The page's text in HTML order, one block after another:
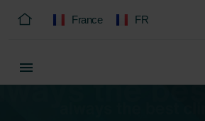
France FR